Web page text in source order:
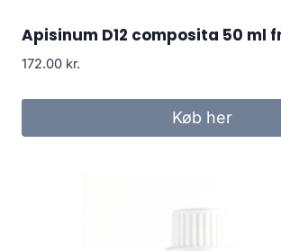
Apisinum D12 composita 50 ml
172.00 kr.
Køb her